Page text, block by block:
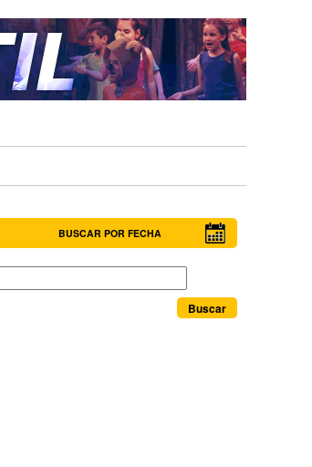
BUSCAR POR FECHA